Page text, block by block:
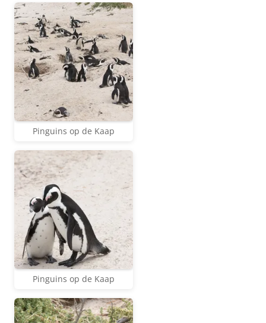
Pinguins op de Kaap
Pinguins op de Kaap